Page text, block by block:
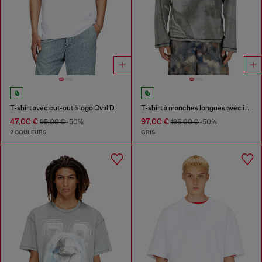
T-shirt avec cut-out à logo Oval D
47,00 € 95,00 €-50%
2 COULEURS
T-shirt à manches longues avec imprimé trompe-l'œil
97,00 €195,00 €-50%
GRIS